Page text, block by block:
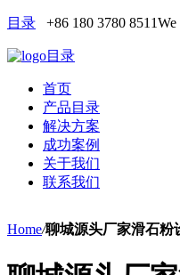
目录 +86 180 3780 8511We
目录
首页
产品目录
解决方案
成功案例
关于我们
联系我们
Home/聊城源头厂家滑石粉